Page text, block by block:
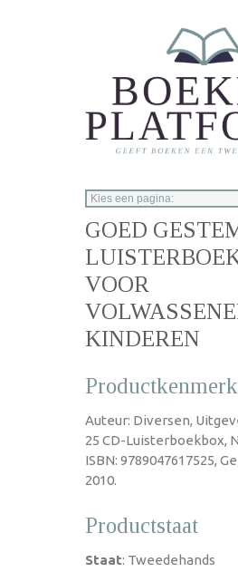
GOED
VOOR
KINDEREN
Auteur: Diversen,
25 CD-Luisterboekbox,
ISBN: 9789047617525,
2010.
Productstaat
Staat: Tweedehands